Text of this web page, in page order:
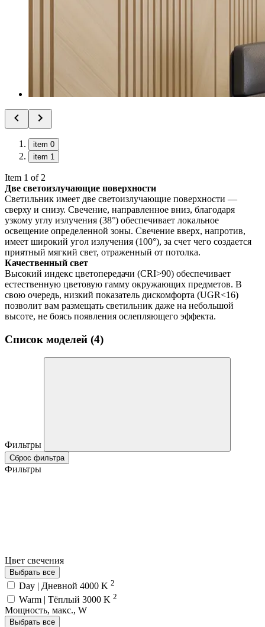
item 0
item 1
Item 1 of 2
Две светоизлучающие поверхности
Светильник имеет две светоизлучающие поверхности —
сверху и снизу. Свечение, направленное вниз, благодаря
узкому углу излучения (38°) обеспечивает локальное
освещение определенной зоны. Свечение вверх, напротив,
имеет широкий угол излучения (100°), за счет чего создается
приятный мягкий свет, отраженный от потолка.
Качественный свет
Высокий индекс цветопередачи (CRI>90) обеспечивает
естественную цветовую гамму окружающих предметов. В
свою очередь, низкий показатель дискомфорта (UGR<16)
позволит вам размещать светильник даже на небольшой
высоте, не боясь появления ослепляющего эффекта.
Список моделей (4)
Фильтры
Сброс фильтра
Фильтры
Цвет свечения
Выбрать все
Day | Дневной 4000 K 2
Warm | Тёплый 3000 K 2
Мощность, макс., W
Выбрать все